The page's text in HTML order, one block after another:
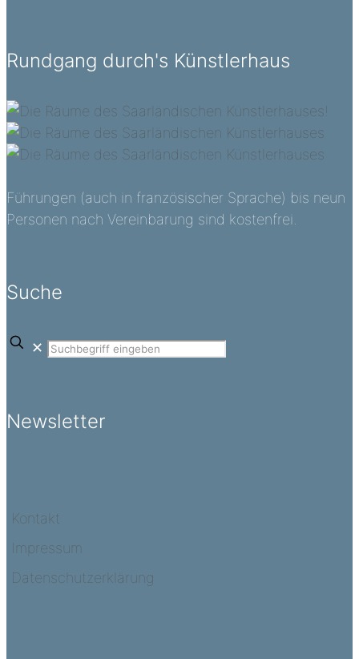
Rundgang durch's Künstlerhaus
Führungen (auch in französischer Sprache) bis neun
Personen nach Vereinbarung sind kostenfrei.
Suche
✕
Newsletter
Kontakt
Impressum
Datenschutzerklärung